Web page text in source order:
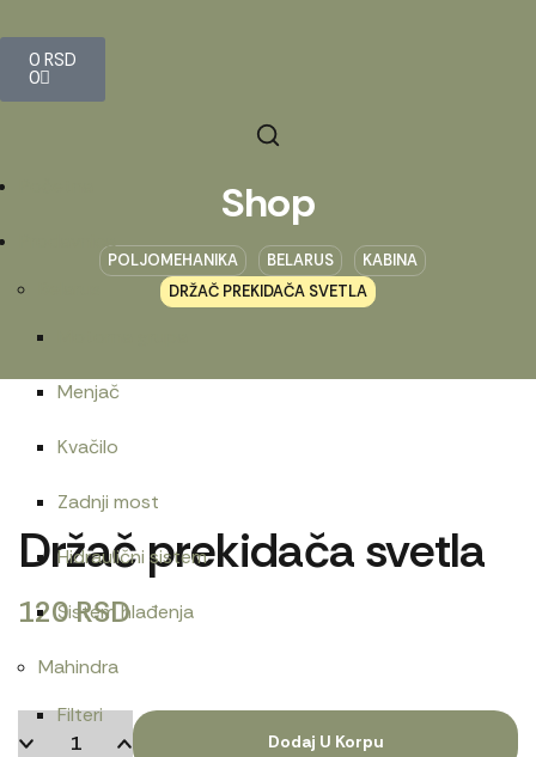
0 RSD
0
Prodavnica
Menjač
Kvačilo
Zadnji most
Hidraulični sistem
Sistem hlađenja
Mahindra
Filteri
Shop
POLJOMEHANIKA BELARUS
KABINA
DRŽAČ PREKIDAČA SVETLA
Držač prekidača svetla
120RSD
Dodaj U Korpu